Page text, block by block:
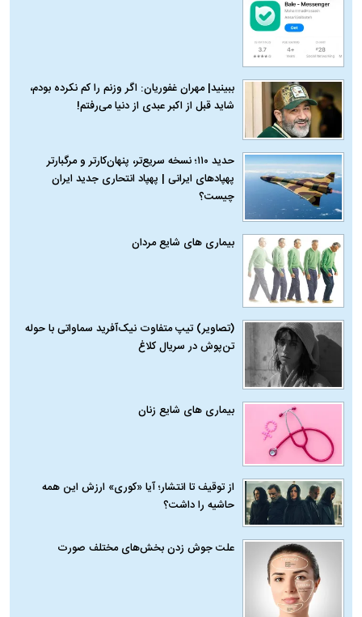
ببینید| مهران غفوریان: اگر وزنم را کم نکرده بودم،
شاید قبل از اکبر عبدی از دنیا می‌رفتم!
حدید ۱۱۰؛ نسخه سریع‌تر، پنهان‌کارتر و مرگبارتر
پهپادهای ایرانی | پهپاد انتحاری جدید ایران
چیست؟
بیماری‌ های شایع مردان
(تصاویر) تیپ متفاوت نیک‌آفرید سماواتی با حوله
تن‌پوش در سریال کلاغ
بیماری‌ های شایع زنان
از توقیف تا انتشار؛ آیا «کوری» ارزش این همه
حاشیه را داشت؟
علت جوش زدن بخش‌های مختلف صورت